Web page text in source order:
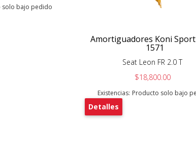
solo bajo pedido
Amortiguadores Koni
1571
Seat Leon FR 2.0 T
$18,800.00
Existencias: Producto solo bajo
Detalles